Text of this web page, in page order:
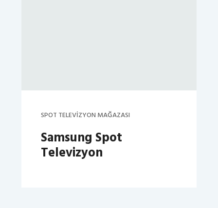
SPOT TELEVIZYON MAĞAZASI
Samsung Spot
Televizyon